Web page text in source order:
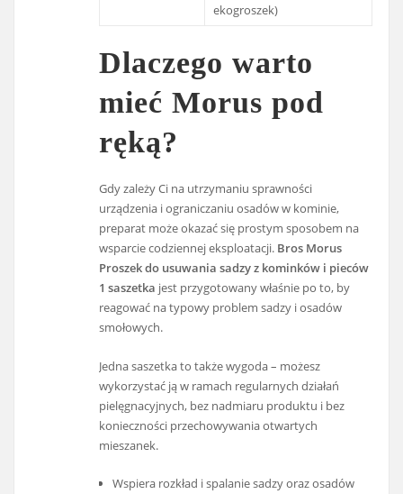
ekogroszek)
Dlaczego warto
mieć Morus pod
ręką?
Gdy zależy Ci na utrzymaniu sprawności
urządzenia i ograniczaniu osadów w kominie,
preparat może okazać się prostym sposobem na
wsparcie codziennej eksploatacji. Bros Morus
Proszek do usuwania sadzy z kominków i pieców
1 saszetka jest przygotowany właśnie po to, by
reagować na typowy problem sadzy i osadów
smołowych.
Jedna saszetka to także wygoda – możesz
wykorzystać ją w ramach regularnych działań
pielęgnacyjnych, bez nadmiaru produktu i bez
konieczności przechowywania otwartych
mieszanek.
Wspiera rozkład i spalanie sadzy oraz osadów